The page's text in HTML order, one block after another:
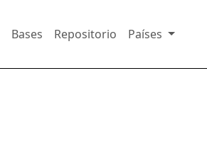
Bases Repositorio Países